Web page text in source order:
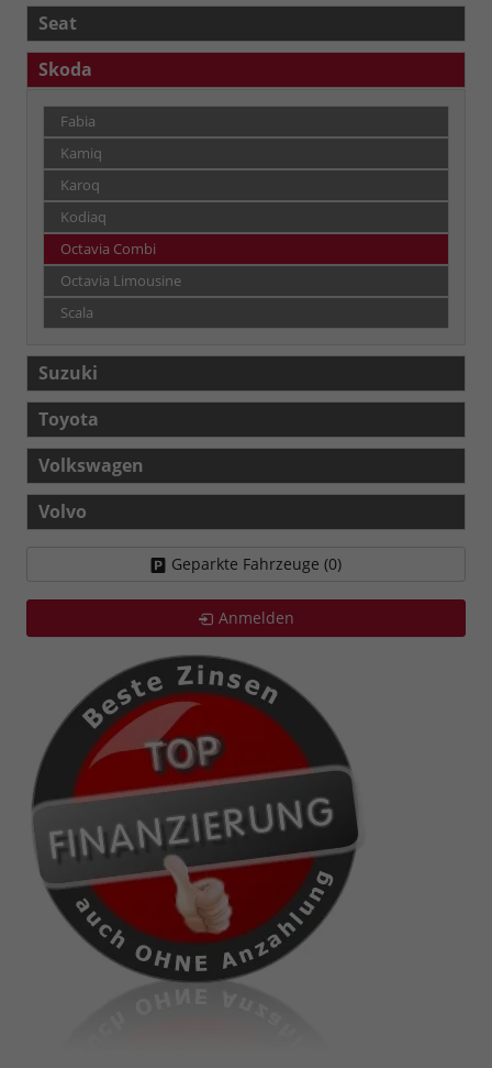
Seat
Skoda
Fabia
Kamiq
Karoq
Kodiaq
Octavia Combi
Octavia Limousine
Scala
Suzuki
Toyota
Volkswagen
Volvo
Geparkte Fahrzeuge (0)
Anmelden